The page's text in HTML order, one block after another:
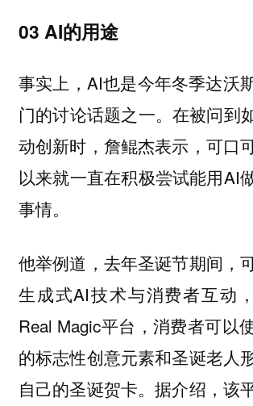
03 AI的用途
事实上，AI也是今年冬季达沃
门的讨论话题之一。在被问到
动创新时，詹鲲杰表示，可口
以来就一直在积极尝试能用AI
事情。
他举例道，去年圣诞节期间，
生成式AI技术与消费者互动
Real Magic平台，消费者可以
的标志性创意元素和圣诞老人
自己的圣诞贺卡。据介绍，该